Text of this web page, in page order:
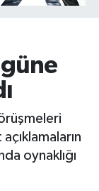
oynaklığı